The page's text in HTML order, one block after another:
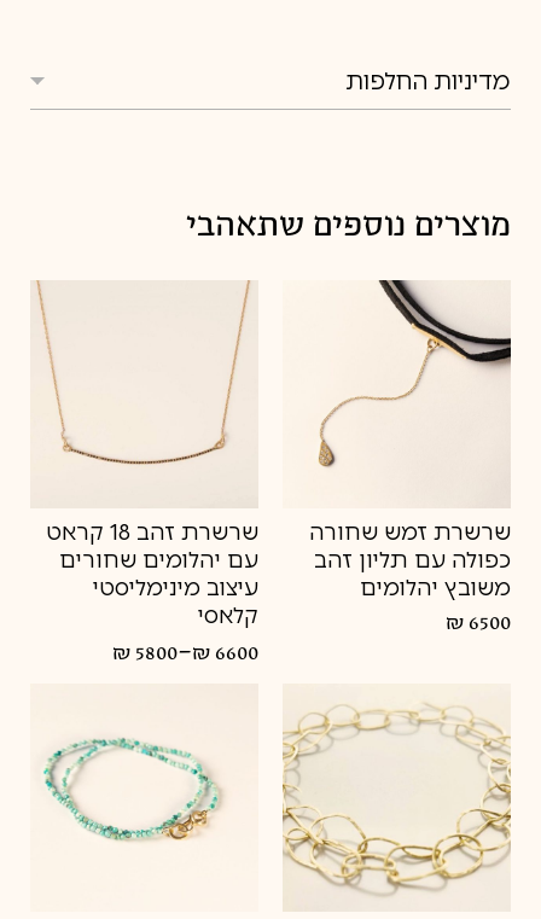
7.5
8
מדיניות החלפות
מוצרים נוספים שתאהבי
שרשרת זמש שחורה
כפולה עם תליון זהב
משובץ יהלומים
₪6500
שרשרת זהב 18 קראט
עם יהלומים שחורים
עיצוב מינימליסטי
קלאסי
₪ 5800–₪6600
טווח